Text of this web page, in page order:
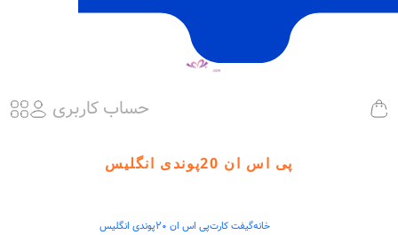
حساب کاربری
پی اس ان 20پوندی انگلیس
خانهگیفت کارتپی اس ان 20پوندی انگلیس